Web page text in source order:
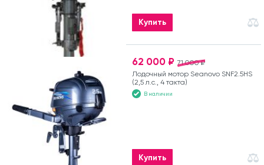
Купить
71 000 ₽
62 000 ₽
Лодочный мотор Seanovo SNF2.5HS
(2,5 л.с., 4 такта)
В наличии
Купить